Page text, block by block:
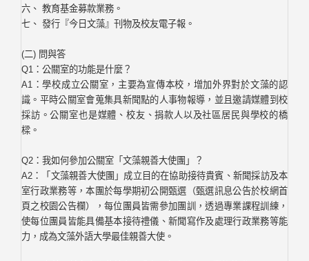
六、 教育基金募款業務。
七、 發行『今日文藻』刊物及校友電子報。
(二) 問與答
Q1：公關室的功能是什麼？
A1：學校成立公關室，主要為宣傳本校，增加外界對於文藻的認
識。平時公關室會蒐集具新聞點的人事物報導，並且邀請媒體到校
採訪。公關室也是媒體、校友、捐款人以及社區居民與學校的橋
樑。
Q2：我如何參加公關室「文藻親善大使團」？
A2：「文藻親善大使團」成立目的在協助接待貴賓、新聞採訪及本
室行政業務等，本團於每學期初公開甄選（甄選訊息公告於校網首
頁之校園公告欄），每位團員皆需參加團訓，透過專業課程訓練，
使每位團員皆能具備基本接待禮儀、新聞寫作及處理行政業務等能
力，成為文藻外語大學最佳親善大使。